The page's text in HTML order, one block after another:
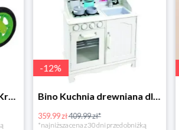
Bino Rowerek biegowy Krecik
12%
Bino Kuchnia drewniana dla dzieci Provence
359.99 zł409.99 zł*
*najniższa cena z 30 dni przed obniżką